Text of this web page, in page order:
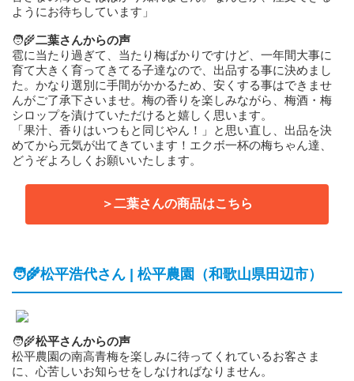
ようにお待ちしています」
🧑‍🌾二葉さんからの声
雹に当たり過ぎて、当たり梅ばかりですけど、一年間大事に
育て大きく育ってきてる子達なので、出品する事に決めまし
た。かなり選別に手間がかかるため、安くする事はできませ
んがご了承下さいませ。梅の香りを楽しみながら、梅酒・梅
シロップを漬けていただけると嬉しく思います。
「果汁、香りはいつもと同じやん！」と思い直し、出品を決
めてから元気が出てきています！エクボ一杯の梅ちゃん達、
どうぞよろしくお願いいたします。
＞二葉さんの商品はこちら
🧑‍🌾松平浩代さん | 松平農園（和歌山県田辺市）
🧑‍🌾松平さんからの声
松平農園の南高青梅を楽しみに待ってくれているお客さま
に、心苦しいお知らせをしなければなりません。